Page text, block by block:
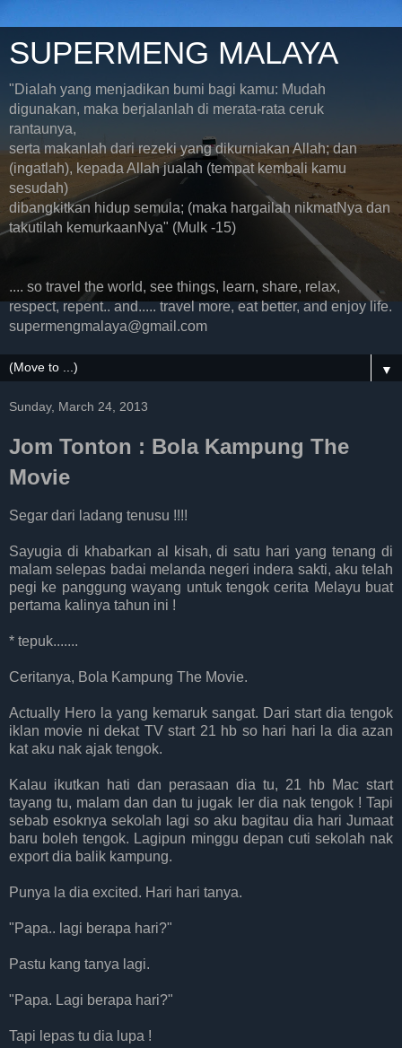
SUPERMENG MALAYA
"Dialah yang menjadikan bumi bagi kamu: Mudah
digunakan, maka berjalanlah di merata-rata ceruk
rantaunya,
serta makanlah dari rezeki yang dikurniakan Allah; dan
(ingatlah), kepada Allah jualah (tempat kembali kamu
sesudah)
dibangkitkan hidup semula; (maka hargailah nikmatNya dan
takutilah kemurkaanNya" (Mulk -15)
.... so travel the world, see things, learn, share, relax,
respect, repent.. and..... travel more, eat better, and enjoy life.
supermengmalaya@gmail.com
▼
Sunday, March 24, 2013
Jom Tonton : Bola Kampung The
Movie
Segar dari ladang tenusu !!!!
Sayugia di khabarkan al kisah, di satu hari yang tenang di
malam selepas badai melanda negeri indera sakti, aku telah
pegi ke panggung wayang untuk tengok cerita Melayu buat
pertama kalinya tahun ini !
* tepuk.......
Ceritanya, Bola Kampung The Movie.
Actually Hero la yang kemaruk sangat. Dari start dia tengok
iklan movie ni dekat TV start 21 hb so hari hari la dia azan
kat aku nak ajak tengok.
Kalau ikutkan hati dan perasaan dia tu, 21 hb Mac start
tayang tu, malam dan dan tu jugak ler dia nak tengok ! Tapi
sebab esoknya sekolah lagi so aku bagitau dia hari Jumaat
baru boleh tengok. Lagipun minggu depan cuti sekolah nak
export dia balik kampung.
Punya la dia excited. Hari hari tanya.
"Papa.. lagi berapa hari?"
Pastu kang tanya lagi.
"Papa. Lagi berapa hari?"
Tapi lepas tu dia lupa !